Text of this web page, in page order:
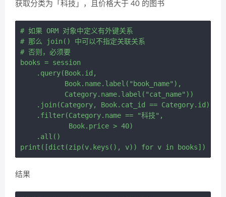
获取分类为「科技」，且价格大于 40 的图书
# 如果 ORM 对象中定义有外键关系
# 那么 join() 中可以不指定关联关系
# 否则，必须要
books = session
    .query(Book.id,
           Book.name.label("book_name"),
           Category.name.label("cat_name"))
    .join(Category, Book.cat_id == Category.id)
    .filter(Category.name == "科技",
            Book.price > 40)
    .all()
结果